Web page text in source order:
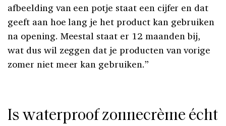
afbeelding van een potje staat een cijfer en dat
geeft aan hoe lang je het product kan gebruiken
na opening. Meestal staat er 12 maanden bij,
wat dus wil zeggen dat je producten van vorige
zomer niet meer kan gebruiken.”
Is waterproof zonnecrème écht